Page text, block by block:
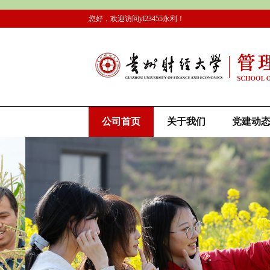
您好，欢迎访问yl23455永利！
公司首页 关于我们 党建动态